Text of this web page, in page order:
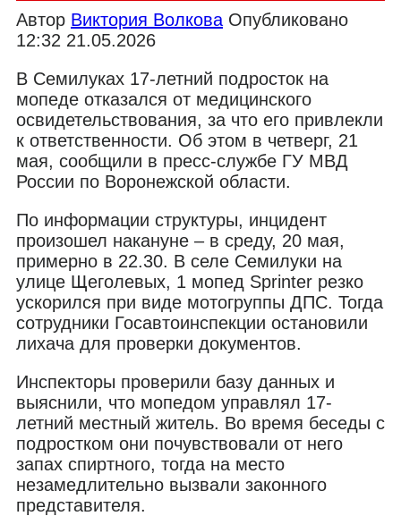
Автор Виктория Волкова Опубликовано
12:32 21.05.2026
В Семилуках 17-летний подросток на
мопеде отказался от медицинского
освидетельствования, за что его привлекли
к ответственности. Об этом в четверг, 21
мая, сообщили в пресс-службе ГУ МВД
России по Воронежской области.
По информации структуры, инцидент
произошел накануне – в среду, 20 мая,
примерно в 22.30. В селе Семилуки на
улице Щеголевых, 1 мопед Sprinter резко
ускорился при виде мотогруппы ДПС. Тогда
сотрудники Госавтоинспекции остановили
лихача для проверки документов.
Инспекторы проверили базу данных и
выяснили, что мопедом управлял 17-
летний местный житель. Во время беседы с
подростком они почувствовали от него
запах спиртного, тогда на место
незамедлительно вызвали законного
представителя.